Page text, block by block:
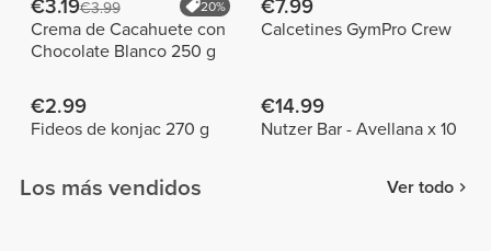
€3.19€3.99 20%
Crema de Cacahuete con
Chocolate Blanco 250 g
€7.99
Calcetines GymPro Crew
€2.99
Fideos de konjac 270 g
€14.99
Nutzer Bar - Avellana x 10
Los más vendidos Ver todo